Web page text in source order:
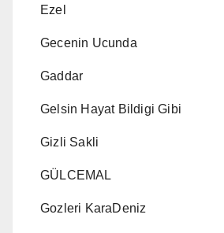
Ezel
Gecenin Ucunda
Gaddar
Gelsin Hayat Bildigi Gibi
Gizli Sakli
GÜLCEMAL
Gozleri KaraDeniz